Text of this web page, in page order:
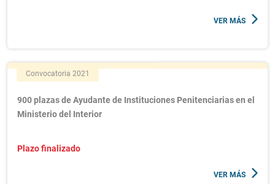
VER MÁS
Convocatoria 2021
900 plazas de Ayudante de Instituciones Penitenciarias en el
Ministerio del Interior
Plazo finalizado
VER MÁS